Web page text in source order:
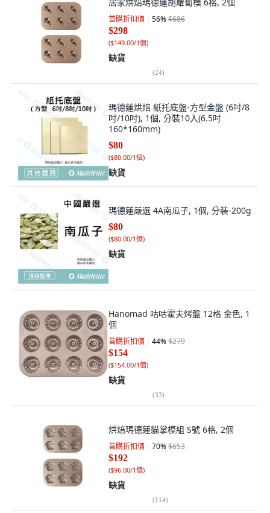
首購折扣價 56%$686
$298
($149.00/1個)
缺貨
(24)
瑪德蓮烘焙 紙托底盤-方型金盤 (6吋/8
吋/10吋), 1個, 分裝10入(6.5吋
160*160mm)
$80
($80.00/1個)
缺貨
瑪德蓮嚴選 4A南瓜子, 1個, 分裝-200g
$80
($80.00/1個)
缺貨
Hanomad 咕咕霍夫烤盤 12格 金色, 1
個
首購折扣價 44%$279
$154
($154.00/1個)
缺貨
(33)
烘焙瑪德蓮貓掌模組 S號 6格, 2個
首購折扣價 70%$653
$192
($96.00/1個)
缺貨
(114)